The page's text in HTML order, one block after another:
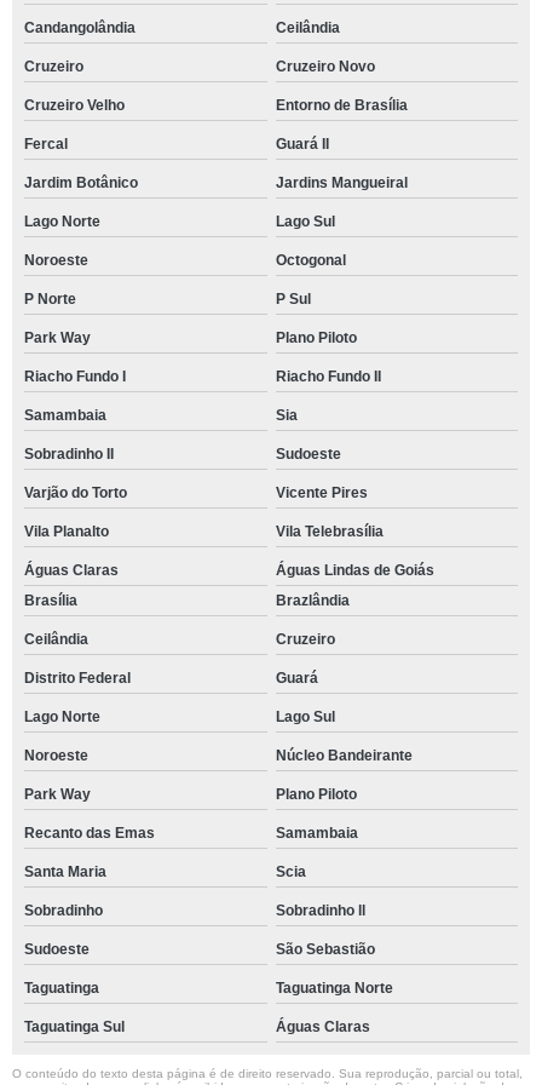
Candangolândia Ceilândia
Cruzeiro Cruzeiro Novo
Cruzeiro Velho Entorno de Brasília
Fercal Guará II
Jardim Botânico Jardins Mangueiral
Lago Norte Lago Sul
Noroeste Octogonal
P Norte P Sul
Park Way Plano Piloto
Riacho Fundo I Riacho Fundo II
Samambaia Sia
Sobradinho II Sudoeste
Varjão do Torto Vicente Pires
Vila Planalto Vila Telebrasília
Águas Claras
Águas Lindas de Goiás
Brasília
Brazlândia
Ceilândia Cruzeiro
Distrito Federal Guará
Lago Norte Lago Sul
Noroeste Núcleo Bandeirante
Park Way Plano Piloto
Recanto das Emas Samambaia
Santa Maria Scia
Sobradinho Sobradinho ll
Sudoeste São Sebastião
Taguatinga Taguatinga Norte
Taguatinga Sul Águas Claras
O conteúdo do texto desta página é de direito reservado. Sua reprodução, parcial ou total,